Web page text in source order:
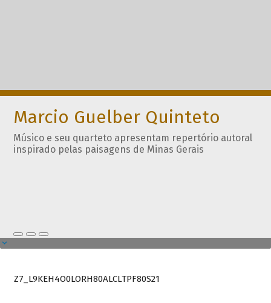
Marcio Guelber Quinteto
Músico e seu quarteto apresentam repertório autoral
inspirado pelas paisagens de Minas Gerais
Z7_L9KEH4O0LORH80ALCLTPF80S21